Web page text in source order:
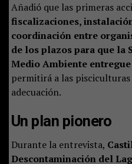
Añadió que las primeras
fiscalizaciones,
coordinación entre
de los plazos para que la
Medio Ambiente
permitirá a las
adecuación.
Un plan pionero
Durante la entrevista,
Descontaminación del